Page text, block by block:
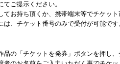
ご提示ください。
お持ち頂くか、携帯端末等でチケット
、チケット番号のみで受付が可能です
品の「チケットを発券」ボタンを押し